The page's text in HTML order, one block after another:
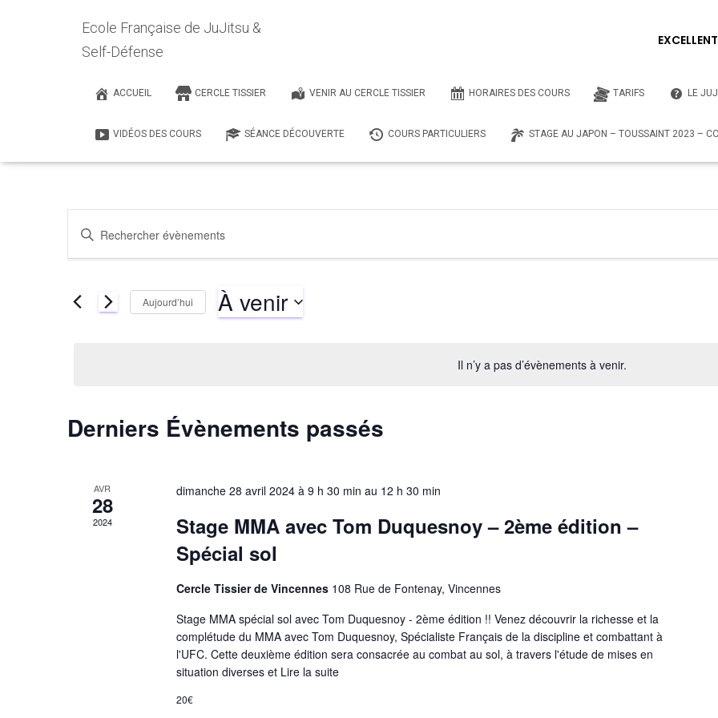
EXCELLENT
Ecole Française de JuJitsu &
Self-Défense
ACCUEIL CERCLE TISSIER VENIR AU CERCLE TISSIER HORAIRES DES COURS TARIFS LE
VIDÉOS DES COURS SÉANCE DÉCOUVERTE COURS PARTICULIERS STAGE AU JAPON – TOUSSAINT 2023 –
Toute forme de connaissance, au bout du compte, est une connaissance de soi-même.
Lutte
Il n’y a pas d’évènements à venir.
Recherche
vues
Saisir
mot-
clé.
Évènements
Aujourd’hui À venir
Derniers Évènements passés
AVR
28
2024
dimanche 28 avril 2024 à 9 h 30 min au 12 h 30 min
Stage MMA avec Tom Duquesnoy – 2ème édition –
Spécial sol
Cercle Tissier de Vincennes 108 Rue de Fontenay, Vincennes
Stage MMA spécial sol avec Tom Duquesnoy - 2ème édition !! Venez découvrir la richesse et la
complétude du MMA avec Tom Duquesnoy, Spécialiste Français de la discipline et combattant à
l'UFC. Cette deuxième édition sera consacrée au combat au sol, à travers l'étude de mises en
situation diverses etLire la suite
20€